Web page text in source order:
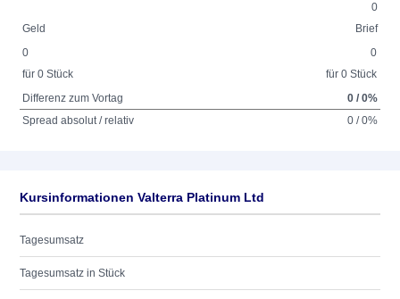
0
Geld
Brief
0
für 0 Stück
0
für 0 Stück
Differenz zum Vortag
0 / 0%
Spread absolut / relativ
0 / 0%
Kursinformationen Valterra Platinum Ltd
Tagesumsatz
Tagesumsatz in Stück